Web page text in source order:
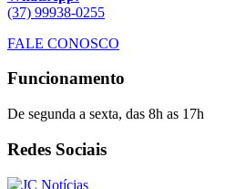
(37) 99938-0255
FALE CONOSCO
Funcionamento
De segunda a sexta, das 8h as 17h
Redes Sociais